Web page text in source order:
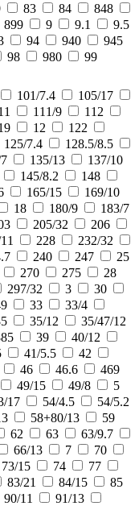
83 84
848
899 9 9.1
9.5
94 940
945
98 980
99
101/7.4
105/17
111/9
112
12
122
125/7.4
128.5/8.5
135/13
137/10
145/8.2
148
165/15
169/10
18 180/9
183/7
205/32
206
228
232/32
240 247
25
270 275
28
297/32 3
30
33
33/4
35/12
35/47/12
39
40/12
41/5.5
42
46 46.6
469
49/15 49/8
5
17 54/4.5
54/5.2
58+80/13
59
62 63
63/9.7
66/13 7
70
73/15 74
77
83/21 84/15
85
90/11
91/13